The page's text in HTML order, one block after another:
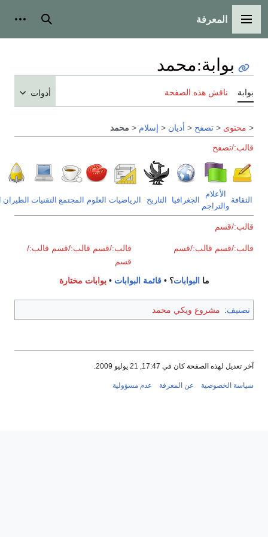
أدوات شخصية
:محمد
هذه الصفحة
تصفح<أديان<إسلام <محمد
الجغرافيا التاريخ الرياضيات العلوم المجتمع التقنيات الطيران الأديان
البوابات
قالب:/قسم قالب:/قسم قالب:/قسم قالب:/
قائمة البوابات •بوابات مختارة
مشروع ويكي محمد
كان في 17:47, 21 يوليو 2009.
عن المعرفة عدم مسؤولية